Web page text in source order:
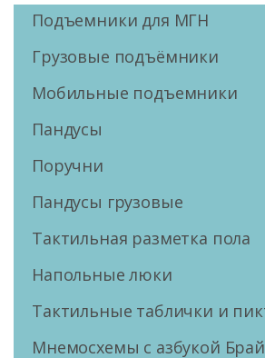
Подъемники для МГН
Грузовые подъёмники
Мобильные подъемники
Пандусы
Поручни
Пандусы грузовые
Тактильная разметка пола
Напольные люки
Тактильные таблички и
Мнемосхемы с азбукой